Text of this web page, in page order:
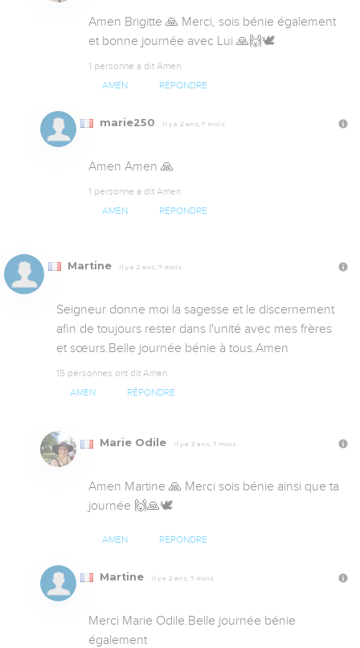
Amen Brigitte 🙏 Merci, sois bénie également
et bonne journée avec Lui 🙏🙌🕊️
1 personne a dit Amen
AMEN RÉPONDRE
marie250 Il y a 2 ans, 7 mois
Amen Amen 🙏
1 personne a dit Amen
AMEN RÉPONDRE
Martine Il y a 2 ans, 7 mois
Seigneur donne moi la sagesse et le discernement
afin de toujours rester dans l'unité avec mes frères
et sœurs.Belle journée bénie à tous.Amen
15 personnes ont dit Amen
AMEN RÉPONDRE
Marie Odile Il y a 2 ans, 7 mois
Amen Martine 🙏 Merci sois bénie ainsi que ta
journée 🙌🙏🕊️
AMEN RÉPONDRE
Martine Il y a 2 ans, 7 mois
Merci Marie Odile.Belle journée bénie
également